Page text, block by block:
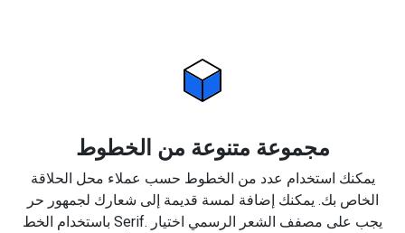
مجموعة متنوعة من الخطوط
يمكنك استخدام عدد من الخطوط حسب عملاء محل الحلاقة
الخاص بك. يمكنك إضافة لمسة قديمة إلى شعارك لجمهور حر
باستخدام الخط Serif. يجب على مصفف الشعر الرسمي اختيار